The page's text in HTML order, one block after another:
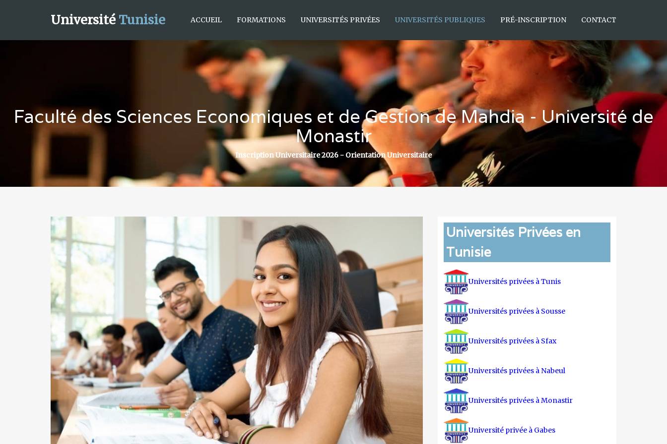
Université Tunisie ACCUEIL FORMATIONS UNIVERSITÉS PRIVÉES UNIVERSITÉS PUBLIQUES PRÉ-INSCRIPTION CONTACT
Faculté des Sciences Economiques et de Gestion de Mahdia - Université de
Monastir
Inscription Universitaire 2026 - Orientation Universitaire
Universités Privées en
Tunisie
Universités privées à Tunis
Universités privées à Sousse
Universités privées à Sfax
Universités privées à Nabeul
Universités privées à Monastir
Université privée à Gabes